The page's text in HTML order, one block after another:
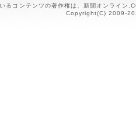
るコンテンツの著作権は、新聞オンライン
Copyright(C) 2009-